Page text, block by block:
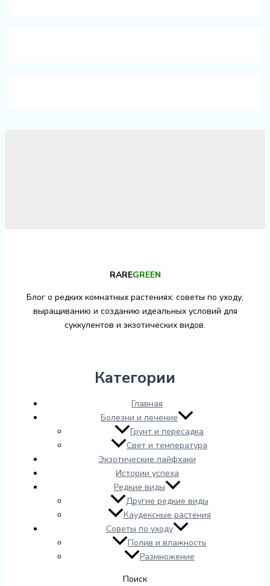
RAREGREEN
Блог о редких комнатных растениях: советы по уходу,
выращиванию и созданию идеальных условий для
суккулентов и экзотических видов.
Категории
Главная
Болезни и лечение
Грунт и пересадка
Свет и температура
Экзотические лайфхаки
Истории успеха
Редкие виды
Другие редкие виды
Каудексные растения
Советы по уходу
Полив и влажность
Размножение
Поиск